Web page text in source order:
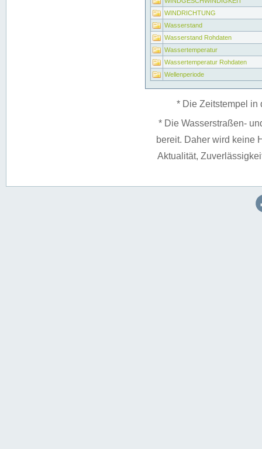
WINDRICHTUNG
Wasserstand
Wasserstand Rohdaten
Wassertemperatur
Wassertemperatur Rohdaten
Wellenperiode
* Die Zeitstempel in
* Die Wasserstraßen-
bereit. Daher wird keine
Aktualität,